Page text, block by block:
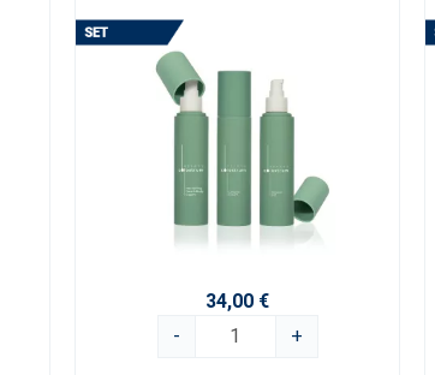
34,00 €
-
+